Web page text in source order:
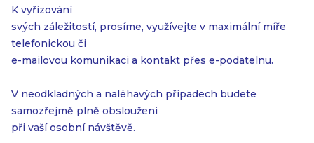
K vyřizování
svých záležitostí, prosíme, využívejte v maximální míře
telefonickou či
e-mailovou komunikaci a kontakt přes e-podatelnu.
V neodkladných a naléhavých případech budete
samozřejmě plně obslouženi
při vaší osobní návštěvě.